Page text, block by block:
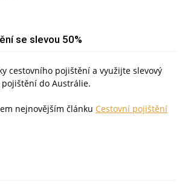
se slevou 50%
cestovního pojištění a využijte slevový
do Austrálie.
nejnovějším článku Cestovní pojištění